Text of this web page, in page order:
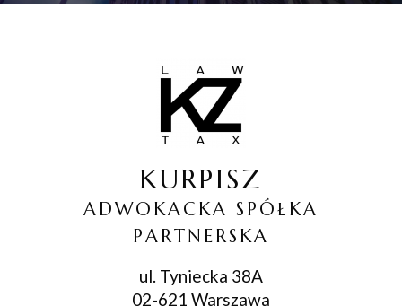
KURPISZ
ADWOKACKA SPÓŁKA
PARTNERSKA
ul. Tyniecka 38A
02-621 Warszawa